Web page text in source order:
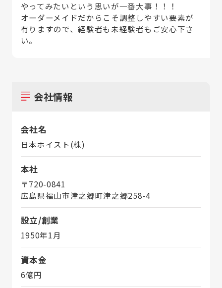
やってみたいという思いが一番大事！！！
オーダーメイドだからこそ調整しやすい要素が
有りますので、経験者も未経験者もご安心下さ
い。
会社情報
会社名
日本ホイスト(株)
本社
〒720-0841
広島県福山市津之郷町津之郷258-4
設立/創業
1950年1月
資本金
6億円